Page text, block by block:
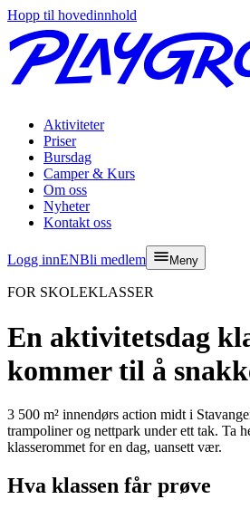
Hopp til hovedinnhold
Aktiviteter
Priser
Bursdag
Camper & Kurs
Om oss
Nyheter
Kontakt oss
Logg innENBli medlem Meny
FOR SKOLEKLASSER
En aktivitetsdag
kommer til å
3 500 m² innendørs action midt i
trampoliner og nettpark under ett tak. Ta
klasserommet for en dag, uansett vær.
Hva klassen får prøve